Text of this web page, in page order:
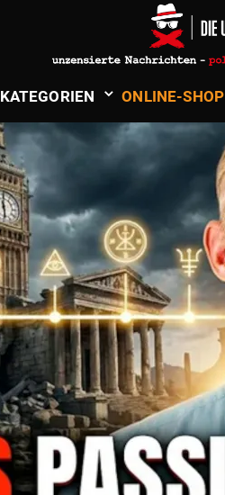
KATE­GORIEN ONLINE-SHOP
GLOBALE